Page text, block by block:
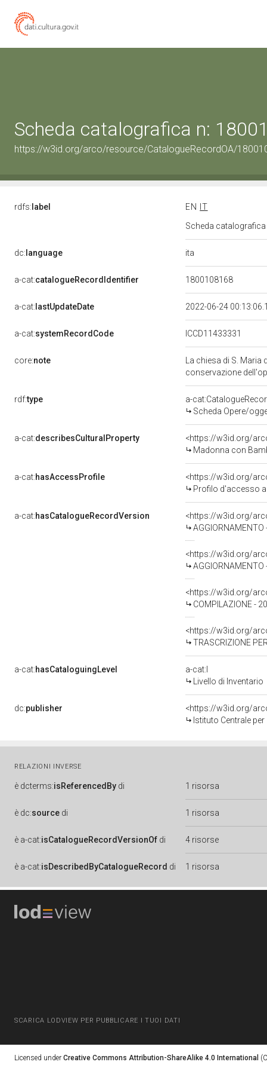
Scheda catalografica n:
https://w3id.org/arco/resource/CatalogueRecordOA/
rdfs: label EN
IT
Scheda
dc: language ita
a-cat:catalogueRecordIdentifier 1800108168
a-cat: lastUpdateDate 2022-06-24
a-cat:systemRecordCode ICCD11433331
core:note
La chiesa di S.
conservazione
rdf:type
a-
Scheda Opere/
a-cat:describesCulturalProperty
<https://w3id.org/
Madonna con
a-cat:hasAccessProfile
<https://w3id.org/
Profilo d'accesso
a-cat:hasCatalogueRecordVersion
<https://w3id.org/
AGGIORNAMENTO
<https://w3id.org/
<https://w3id.org/
COMPILAZIONE -
<https://w3id.org/
TRASCRIZIONE
a-cat:hasCataloguingLevel
a-cat:I
Livello di Inventario
dc:publisher
<https://w3id.org/
Istituto Centrale
RELAZIONI INVERSE
è dcterms:isReferencedBy di 1 risorsa
è dc:source di 1 risorsa
è a-cat:isCatalogueRecordVersionOf di 4 risorse
è a-cat:isDescribedByCatalogueRecord di 1 risorsa
SCARICA LODVIEW PER PUBBLICARE I TUOI DATI
Licensed under Creative Commons Attribution-ShareAlike 4.0 International